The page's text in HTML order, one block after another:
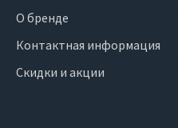
О бренде
Контактная информация
Скидки и акции